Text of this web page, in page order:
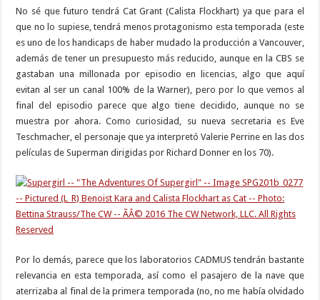
No sé que futuro tendrá Cat Grant (Calista Flockhart) ya que para el
que no lo supiese, tendrá menos protagonismo esta temporada (este
es uno de los handicaps de haber mudado la producción a Vancouver,
además de tener un presupuesto más reducido, aunque en la CBS se
gastaban una millonada por episodio en licencias, algo que aquí
evitan al ser un canal 100% de la Warner), pero por lo que vemos al
final del episodio parece que algo tiene decidido, aunque no se
muestra por ahora. Como curiosidad, su nueva secretaria es Eve
Teschmacher, el personaje que ya interpretó Valerie Perrine en las dos
películas de Superman dirigidas por Richard Donner en los 70).
Por lo demás, parece que los laboratorios CADMUS tendrán bastante
relevancia en esta temporada, así como el pasajero de la nave que
aterrizaba al final de la primera temporada (no, no me había olvidado